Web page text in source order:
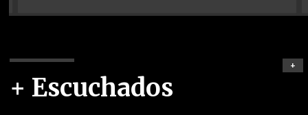
+ Escuchados
+